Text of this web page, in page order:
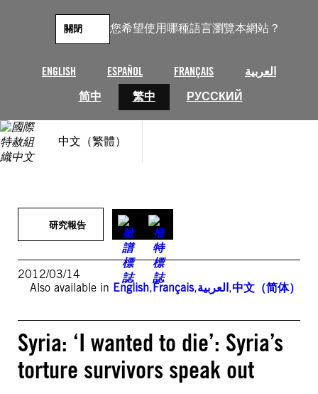
您希望使用哪種語言瀏覽本網站？
ENGLISH ESPAÑOL FRANÇAIS
العربية
简中
繁中 РУССКИЙ
關閉
中文（繁體）
研究報告
2012/03/14
Also available in English,Français,العربية,中文（简体）
Syria: ‘I wanted to die’: Syria’s
torture survivors speak out